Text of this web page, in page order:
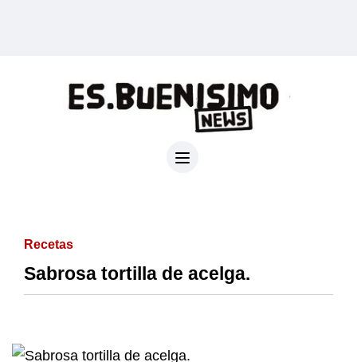
Recetas
Sabrosa tortilla de acelga.